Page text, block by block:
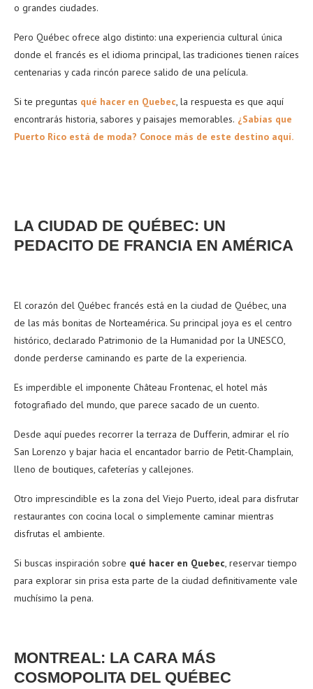
o grandes ciudades.
Pero Québec ofrece algo distinto: una experiencia cultural única
donde el francés es el idioma principal, las tradiciones tienen raíces
centenarias y cada rincón parece salido de una película.
Si te preguntas qué hacer en Quebec, la respuesta es que aquí
encontrarás historia, sabores y paisajes memorables. ¿Sabías que
Puerto Rico está de moda? Conoce más de este destino aquí.
LA CIUDAD DE QUÉBEC: UN
PEDACITO DE FRANCIA EN AMÉRICA
El corazón del Québec francés está en la ciudad de Québec, una
de las más bonitas de Norteamérica. Su principal joya es el centro
histórico, declarado Patrimonio de la Humanidad por la UNESCO,
donde perderse caminando es parte de la experiencia.
Es imperdible el imponente Château Frontenac, el hotel más
fotografiado del mundo, que parece sacado de un cuento.
Desde aquí puedes recorrer la terraza de Dufferin, admirar el río
San Lorenzo y bajar hacia el encantador barrio de Petit-Champlain,
lleno de boutiques, cafeterías y callejones.
Otro imprescindible es la zona del Viejo Puerto, ideal para disfrutar
restaurantes con cocina local o simplemente caminar mientras
disfrutas el ambiente.
Si buscas inspiración sobre qué hacer en Quebec, reservar tiempo
para explorar sin prisa esta parte de la ciudad definitivamente vale
muchísimo la pena.
MONTREAL: LA CARA MÁS
COSMOPOLITA DEL QUÉBEC